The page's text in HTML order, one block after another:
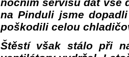
na Pinduli jsme
poškodili celou
Štěstí však stálo při